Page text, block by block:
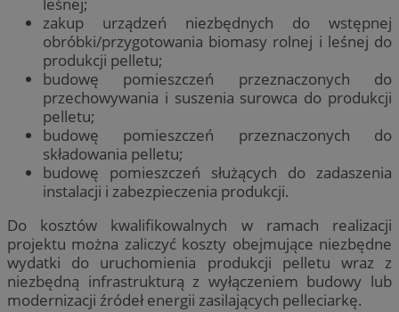
leśnej;
zakup urządzeń niezbędnych do wstępnej
obróbki/przygotowania biomasy rolnej i leśnej do
produkcji pelletu;
budowę pomieszczeń przeznaczonych do
przechowywania i suszenia surowca do produkcji
pelletu;
budowę pomieszczeń przeznaczonych do
składowania pelletu;
budowę pomieszczeń służących do zadaszenia
instalacji i zabezpieczenia produkcji.
Do kosztów kwalifikowalnych w ramach realizacji
projektu można zaliczyć koszty obejmujące niezbędne
wydatki do uruchomienia produkcji pelletu wraz z
niezbędną infrastrukturą z wyłączeniem budowy lub
modernizacji źródeł energii zasilających pelleciarkę.